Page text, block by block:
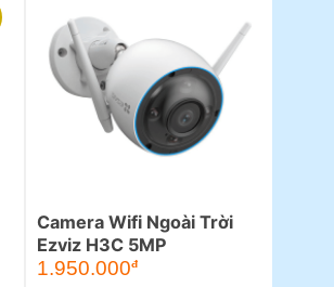
Camera Wifi Ngoài Trời
Ezviz H3C 5MP
1.950.000đ